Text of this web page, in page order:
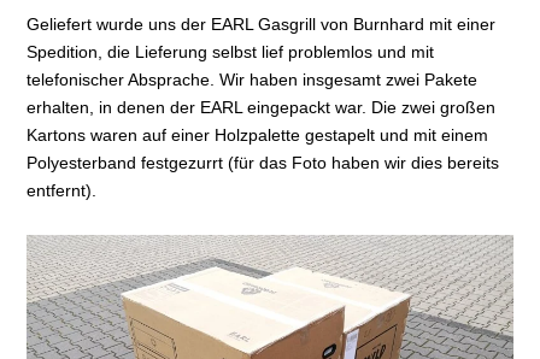
Geliefert wurde uns der EARL Gasgrill von Burnhard mit einer
Spedition, die Lieferung selbst lief problemlos und mit
telefonischer Absprache. Wir haben insgesamt zwei Pakete
erhalten, in denen der EARL eingepackt war. Die zwei großen
Kartons waren auf einer Holzpalette gestapelt und mit einem
Polyesterband festgezurrt (für das Foto haben wir dies bereits
entfernt).